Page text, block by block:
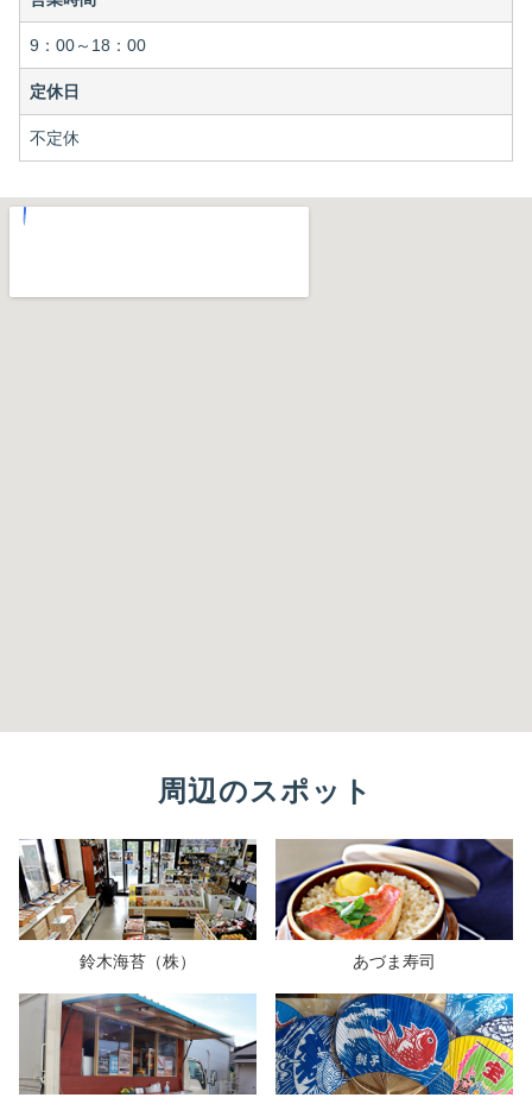
9：00～18：00
定休日
不定休
周辺のスポット
鈴木海苔（株） あづま寿司